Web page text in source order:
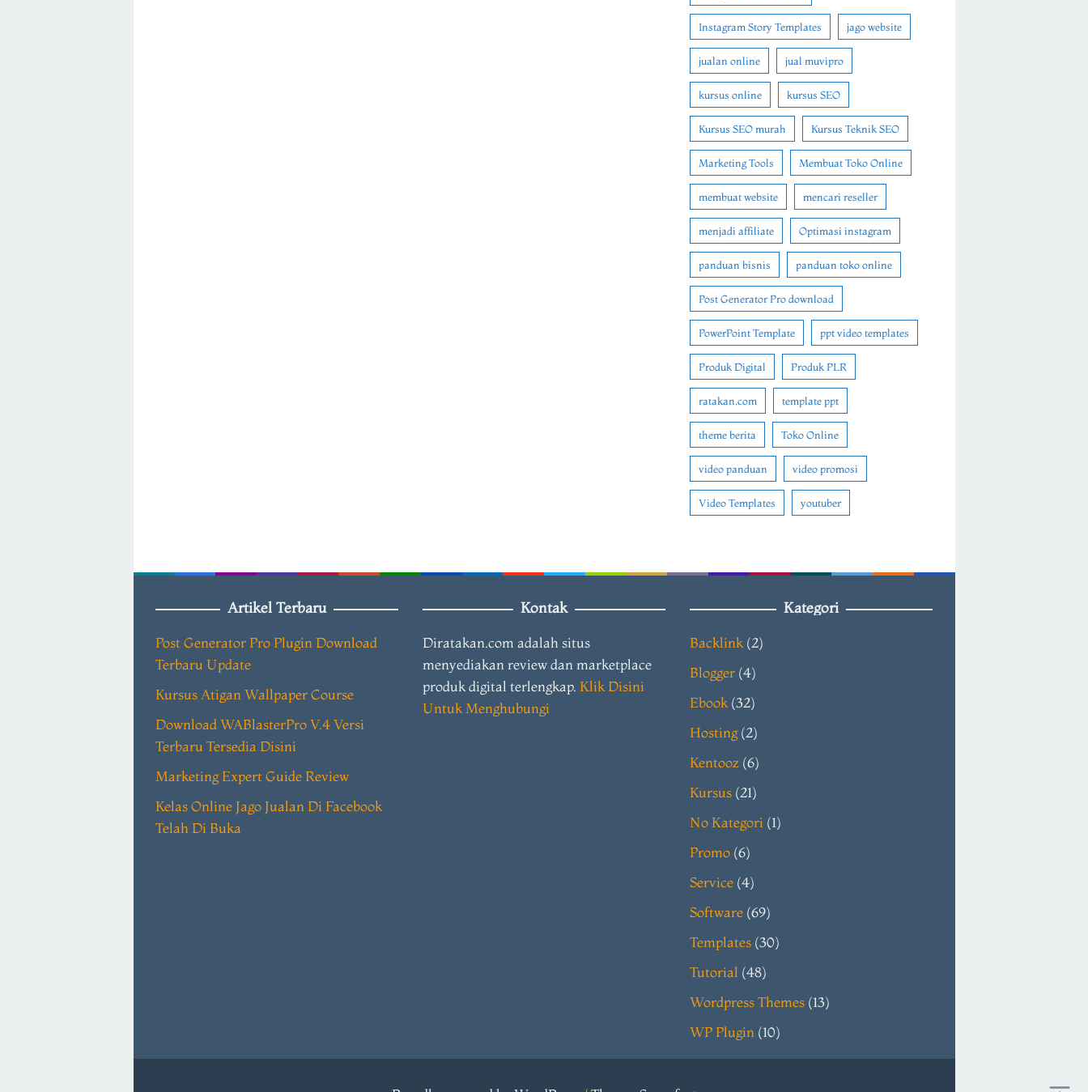
Instagram Story Templates jago website
jualan online jual muvipro
kursus online kursus SEO
Kursus SEO murah Kursus Teknik SEO
Marketing Tools Membuat Toko Online
membuat website mencari reseller
menjadi affiliate Optimasi instagram
panduan bisnis panduan toko online
Post Generator Pro download
PowerPoint Template ppt video templates
Produk Digital Produk PLR
ratakan.com template ppt
theme berita Toko Online
video panduan video promosi
Video Templates youtuber
Artikel Terbaru
Post Generator Pro Plugin Download
Terbaru Update
Kursus Atigan Wallpaper Course
Download WABlasterPro V.4 Versi
Terbaru Tersedia Disini
Marketing Expert Guide Review
Kelas Online Jago Jualan Di Facebook
Telah Di Buka
Kontak
Diratakan.com adalah situs
menyediakan review dan marketplace
produk digital terlengkap. Klik Disini
Untuk Menghubungi
Kategori
Backlink (2)
Blogger (4)
Ebook (32)
Hosting(2)
Kentooz (6)
Kursus (21)
No Kategori (1)
Promo (6)
Service (4)
Software (69)
Templates (30)
Tutorial (48)
Wordpress Themes (13)
WP Plugin (10)